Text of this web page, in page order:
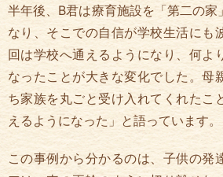
半年後、B君は療育施設を「第二の家
なり、そこでの自信が学校生活にも
回は学校へ通えるようになり、何よ
なったことが大きな変化でした。母
ち家族を丸ごと受け入れてくれたこ
えるようになった」と語っています。
この事例から分かるのは、子供の発